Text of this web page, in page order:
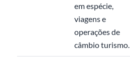
em espécie,
viagens e
operações de
câmbio turismo.